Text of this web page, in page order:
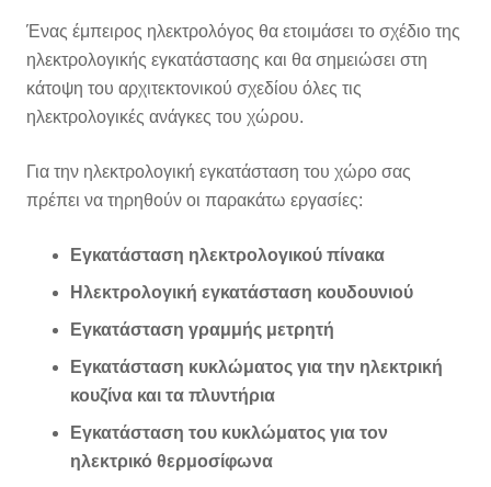
Ένας έμπειρος ηλεκτρολόγος θα ετοιμάσει το σχέδιο της
ηλεκτρολογικής εγκατάστασης και θα σημειώσει στη
κάτοψη του αρχιτεκτονικού σχεδίου όλες τις
ηλεκτρολογικές ανάγκες του χώρου.
Για την ηλεκτρολογική εγκατάσταση του χώρο σας
πρέπει να τηρηθούν οι παρακάτω εργασίες:
Εγκατάσταση ηλεκτρολογικού πίνακα
Ηλεκτρολογική εγκατάσταση κουδουνιού
Εγκατάσταση γραμμής μετρητή
Εγκατάσταση κυκλώματος για την ηλεκτρική
κουζίνα και τα πλυντήρια
Εγκατάσταση του κυκλώματος για τον
ηλεκτρικό θερμοσίφωνα